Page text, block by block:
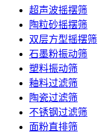
超声波摇摆筛
陶粒砂摇摆筛
双层方型摇摆筛
石墨粉振动筛
塑料振动筛
釉料过滤筛
陶瓷过滤筛
不锈钢过滤筛
面粉直排筛